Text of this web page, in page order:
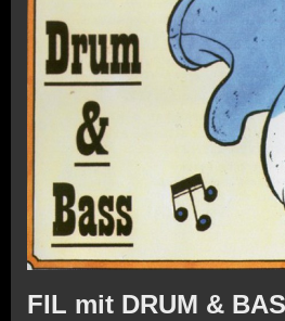
FIL mit DRUM &